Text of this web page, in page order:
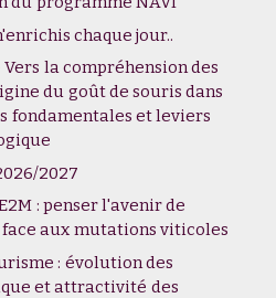
chaque jour..
la compréhension des
du goût de souris dans
fondamentales et leviers
2027
: penser l'avenir de
aux mutations viticoles
: évolution des
et attractivité des